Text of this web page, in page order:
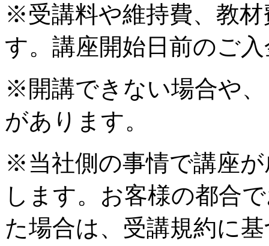
※受講料や維持費、教
す。講座開始日前のご
※開講できない場合や
があります。
※当社側の事情で講座
します。お客様の都合
た場合は、受講規約に